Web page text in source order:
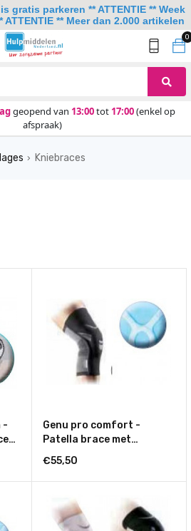
0
geopend van 13:00tot 17:00(enkel op
afspraak)
› Kniebraces
-
Genu pro comfort -
Patella brace met
versterkte
proprioceptieve werking
€55,50
gratis parkeren ** ATTENTIE ** Week
** Meer dan 2.000 artikelen